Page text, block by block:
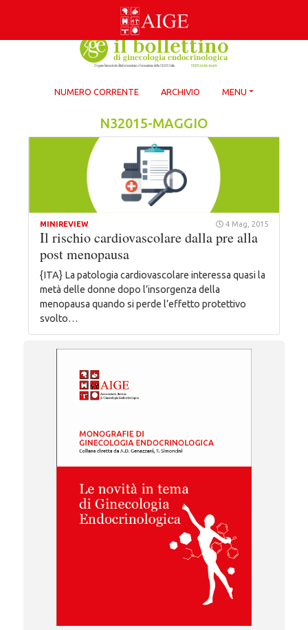
NUMERO CORRENTE ARCHIVIO MENU
N32015-MAGGIO
MINIREVIEW 4 Mag, 2015
Il rischio cardiovascolare dalla pre alla
post menopausa
{ITA} La patologia cardiovascolare interessa quasi la
metà delle donne dopo l’insorgenza della
menopausa quando si perde l’effetto protettivo
svolto…